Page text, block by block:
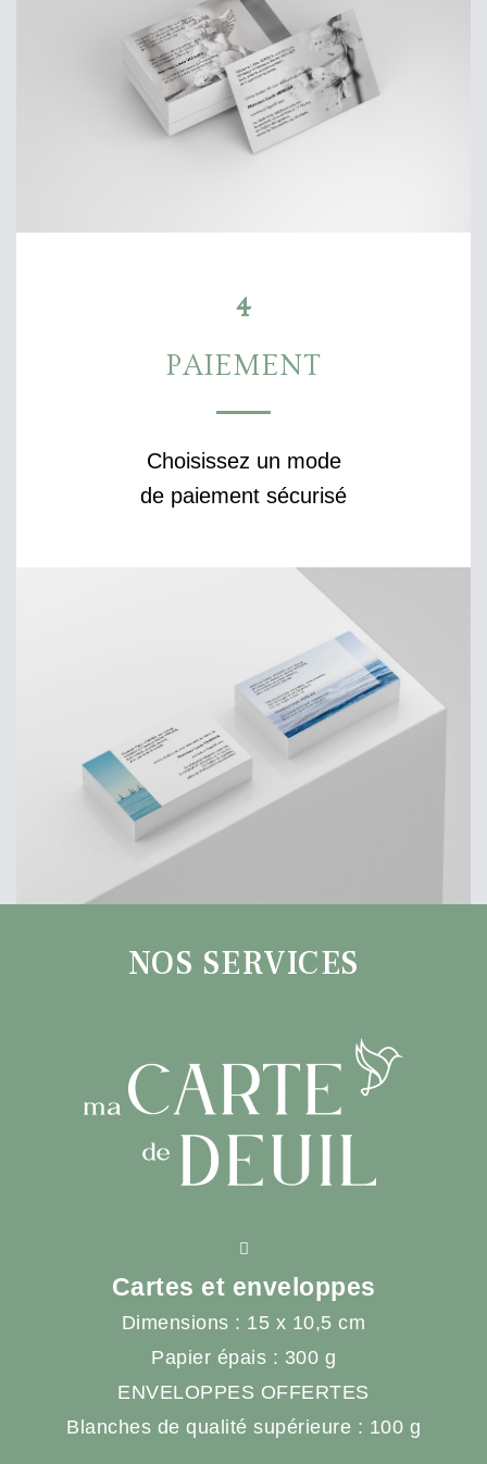
4
PAIEMENT
Choisissez un mode
de paiement sécurisé
NOS SERVICES
Cartes et enveloppes
Dimensions : 15 x 10,5 cm
Papier épais : 300 g
ENVELOPPES OFFERTES
Blanches de qualité supérieure : 100 g